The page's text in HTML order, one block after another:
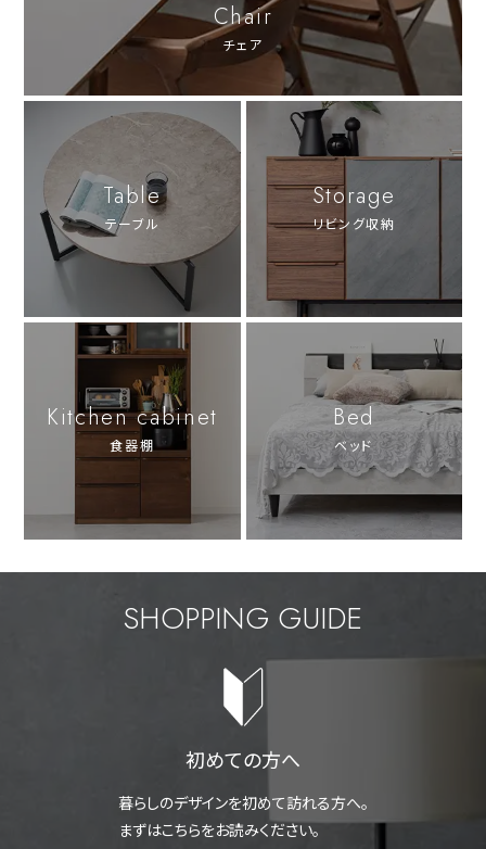
Chair
チェア
Table
テーブル
Storage
リビング収納
Kitchen cabinet
食器棚
Bed
ベッド
SHOPPING GUIDE
初めての方へ
暮らしのデザインを初めて訪れる方へ。
まずはこちらをお読みください。